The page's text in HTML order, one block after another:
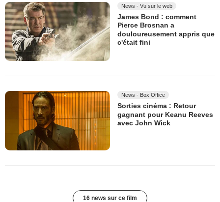
News - Vu sur le web
James Bond : comment
Pierce Brosnan a
douloureusement appris que
c'était fini
News - Box Office
Sorties cinéma : Retour
gagnant pour Keanu Reeves
avec John Wick
16 news sur ce film